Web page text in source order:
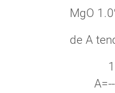
MgO
de A
A=